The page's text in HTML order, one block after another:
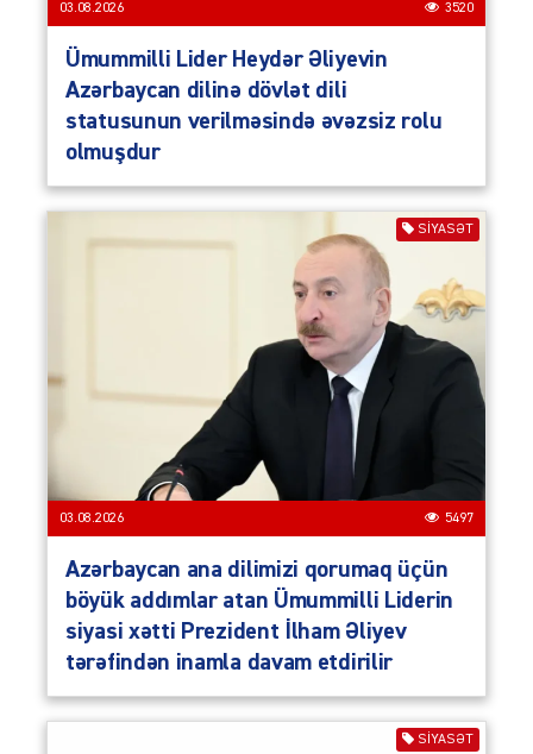
03.08.2026 3520
Ümummilli Lider Heydər Əliyevin
Azərbaycan dilinə dövlət dili
statusunun verilməsində əvəzsiz rolu
olmuşdur
SIYASƏT
03.08.2026 5497
Azərbaycan ana dilimizi qorumaq üçün
böyük addımlar atan Ümummilli Liderin
siyasi xətti Prezident İlham Əliyev
tərəfindən inamla davam etdirilir
SIYASƏT